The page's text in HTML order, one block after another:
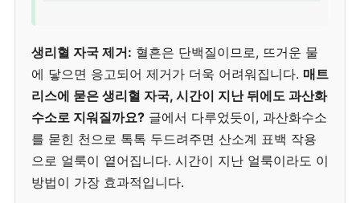
생리혈 자국 제거: 혈흔은 단백질이므로, 뜨거운 물
에 닿으면 응고되어 제거가 더욱 어려워집니다. 매트
리스에 묻은 생리혈 자국, 시간이 지난 뒤에도 과산화
수소로 지워질까요? 글에서 다루었듯이, 과산화수소
를 묻힌 천으로 톡톡 두드려주면 산소계 표백 작용
으로 얼룩이 옅어집니다. 시간이 지난 얼룩이라도 이
방법이 가장 효과적입니다.